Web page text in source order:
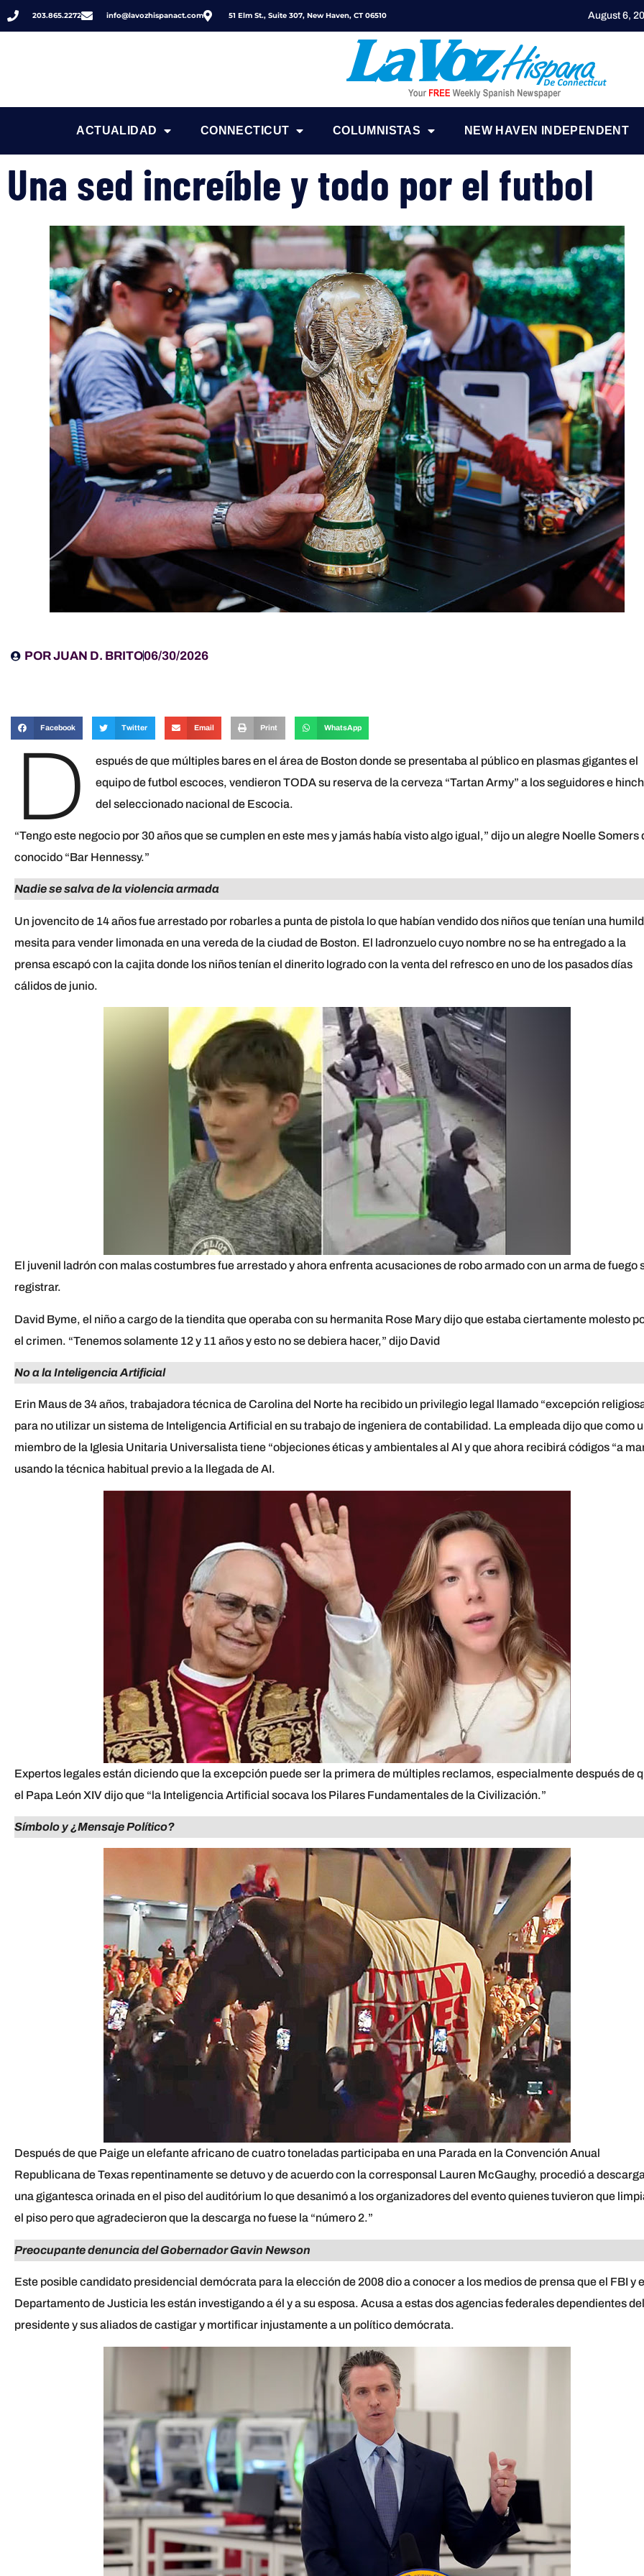
203.865.2272 info@lavozhispanact.com 51 Elm St., Suite 307, New Haven, CT 06510 August 6,
ACTUALIDAD CONNECTICUT COLUMNISTAS NEW HAVEN INDEPENDENT
Una sed increíble y todo por el futbol
PORJUAN D. BRITO06/30/2026
Facebook Twitter Email Print WhatsApp
D
espués de que múltiples bares en el área de Boston donde se presentaba al público en plasmas gigantes el
equipo de futbol escoces, vendieron TODA su reserva de la cerveza “Tartan Army” a los seguidores e
del seleccionado nacional de Escocia.
“Tengo este negocio por 30 años que se cumplen en este mes y jamás había visto algo igual,” dijo un alegre Noelle Somers
conocido “Bar Hennessy.”
Nadie se salva de la violencia armada
Un jovencito de 14 años fue arrestado por robarles a punta de pistola lo que habían vendido dos niños que tenían una
mesita para vender limonada en una vereda de la ciudad de Boston. El ladronzuelo cuyo nombre no se ha entregado a la
prensa escapó con la cajita donde los niños tenían el dinerito logrado con la venta del refresco en uno de los pasados días
cálidos de junio.
El juvenil ladrón con malas costumbres fue arrestado y ahora enfrenta acusaciones de robo armado con un arma de fuego
registrar.
David Byme, el niño a cargo de la tiendita que operaba con su hermanita Rose Mary dijo que estaba ciertamente molesto
el crimen. “Tenemos solamente 12 y 11 años y esto no se debiera hacer,” dijo David
No a la Inteligencia Artificial
Erin Maus de 34 años, trabajadora técnica de Carolina del Norte ha recibido un privilegio legal llamado “excepción
para no utilizar un sistema de Inteligencia Artificial en su trabajo de ingeniera de contabilidad. La empleada dijo que como
miembro de la Iglesia Unitaria Universalista tiene “objeciones éticas y ambientales al AI y que ahora recibirá códigos “a
usando la técnica habitual previo a la llegada de AI.
Expertos legales están diciendo que la excepción puede ser la primera de múltiples reclamos, especialmente después de
el Papa León XIV dijo que “la Inteligencia Artificial socava los Pilares Fundamentales de la Civilización.”
Símbolo y ¿Mensaje Político?
Después de que Paige un elefante africano de cuatro toneladas participaba en una Parada en la Convención Anual
Republicana de Texas repentinamente se detuvo y de acuerdo con la corresponsal Lauren McGaughy, procedió a
una gigantesca orinada en el piso del auditórium lo que desanimó a los organizadores del evento quienes tuvieron que
el piso pero que agradecieron que la descarga no fuese la “número 2.”
Preocupante denuncia del Gobernador Gavin Newson
Este posible candidato presidencial demócrata para la elección de 2008 dio a conocer a los medios de prensa que el FBI y
Departamento de Justicia les están investigando a él y a su esposa. Acusa a estas dos agencias federales dependientes del
presidente y sus aliados de castigar y mortificar injustamente a un político demócrata.